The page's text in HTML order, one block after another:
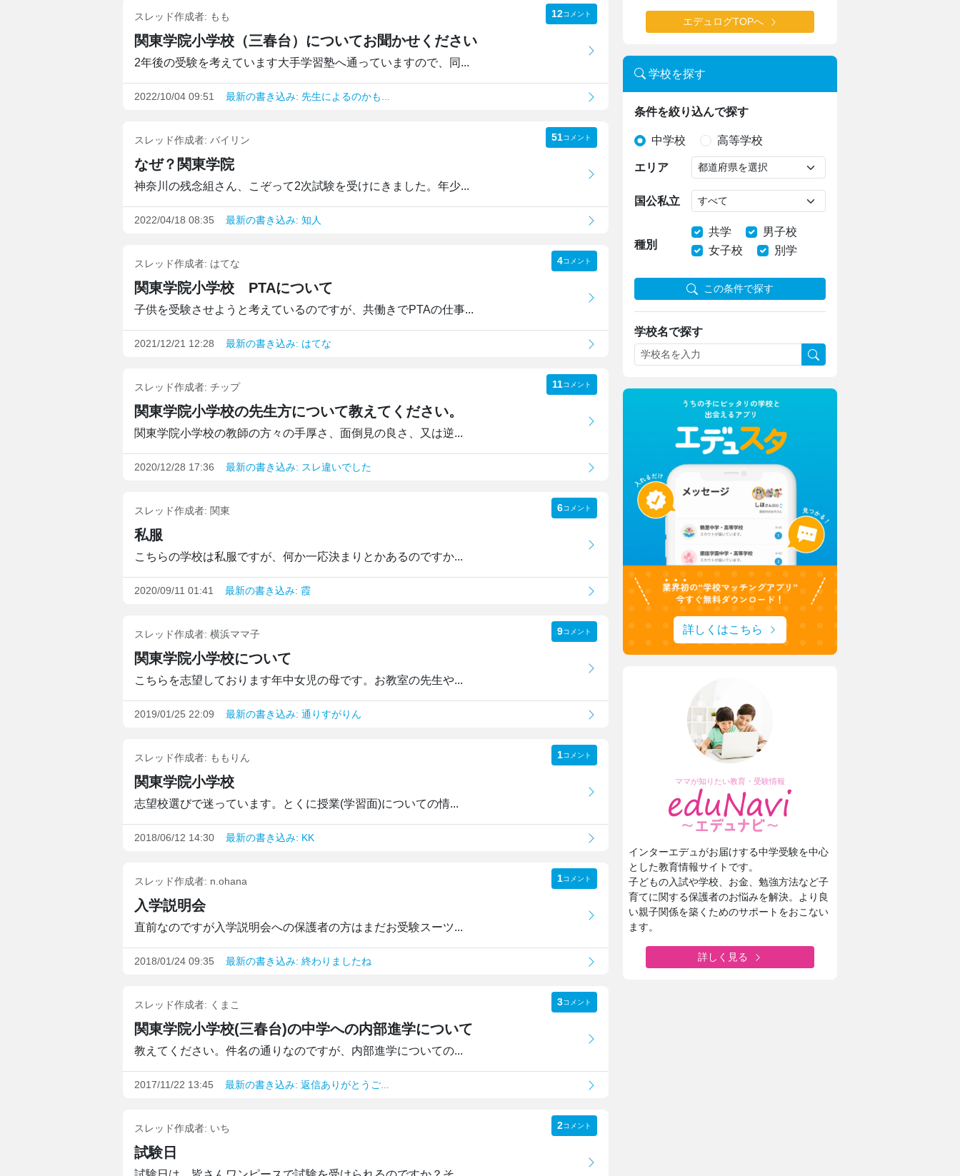
スレッド作成者: もも 12コメント
関東学院小学校（三春台）についてお聞かせください
2年後の受験を考えています大手学習塾へ通っていますので、同...
2022/10/04 09:51 最新の書き込み: 先生によるのかも...
スレッド作成者: バイリン 51コメント
なぜ？関東学院
神奈川の残念組さん、こぞって2次試験を受けにきました。年少...
2022/04/18 08:35 最新の書き込み: 知人
スレッド作成者: はてな 4コメント
関東学院小学校 PTAについて
子供を受験させようと考えているのですが、共働きでPTAの仕事...
2021/12/21 12:28 最新の書き込み: はてな
スレッド作成者: チップ 11コメント
関東学院小学校の先生方について教えてください。
関東学院小学校の教師の方々の手厚さ、面倒見の良さ、又は逆...
2020/12/28 17:36 最新の書き込み: スレ違いでした
スレッド作成者: 関東 6コメント
私服
こちらの学校は私服ですが、何か一応決まりとかあるのですか...
2020/09/11 01:41 最新の書き込み: 霞
スレッド作成者: 横浜ママ子 9コメント
関東学院小学校について
こちらを志望しております年中女児の母です。お教室の先生や...
2019/01/25 22:09 最新の書き込み: 通りすがりん
スレッド作成者: ももりん 1コメント
関東学院小学校
志望校選びで迷っています。とくに授業(学習面)についての情...
2018/06/12 14:30 最新の書き込み: KK
スレッド作成者: n.ohana 1コメント
入学説明会
直前なのですが入学説明会への保護者の方はまだお受験スーツ...
2018/01/24 09:35 最新の書き込み: 終わりましたね
スレッド作成者: くまこ 3コメント
関東学院小学校(三春台)の中学への内部進学について
教えてください。件名の通りなのですが、内部進学についての...
2017/11/22 13:45 最新の書き込み: 返信ありがとうご...
スレッド作成者: いち 2コメント
試験日
エデュログTOPへ
学校を探す
条件を絞り込んで探す
中学校 高等学校
エリア
国公私立
種別
共学
男子校
女子校
別学
この条件で探す
学校名で探す
詳しくはこちら
ママが知りたい教育・受験情報
インターエデュがお届けする中学受験を中心
とした教育情報サイトです。
子どもの入試や学校、お金、勉強方法など子
育てに関する保護者のお悩みを解決。より良
い親子関係を築くためのサポートをおこない
ます。
詳しく見る